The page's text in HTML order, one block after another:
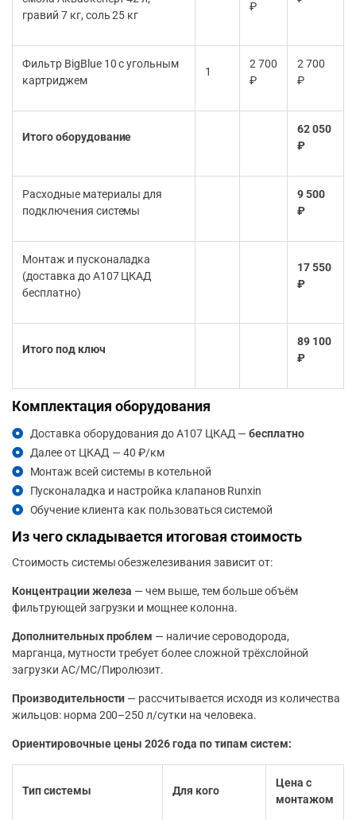
гравий 7 кг, соль 25 кг
₽
Фильтр BigBlue 10 с угольным
картриджем
1
2 700
₽
2 700
₽
Итого оборудование
62 050
₽
Расходные материалы для
подключения системы
9 500
₽
Монтаж и пусконаладка
(доставка до А107 ЦКАД
бесплатно)
17 550
₽
Итого под ключ
89 100
₽
Комплектация оборудования
Доставка оборудования до А107 ЦКАД —бесплатно
Далее от ЦКАД — 40 ₽/км
Монтаж всей системы в котельной
Пусконаладка и настройка клапанов Runxin
Обучение клиента как пользоваться системой
Из чего складывается итоговая стоимость
Стоимость системы обезжелезивания зависит от:
Концентрации железа — чем выше, тем больше объём
фильтрующей загрузки и мощнее колонна.
Дополнительных проблем — наличие сероводорода,
марганца, мутности требует более сложной трёхслойной
загрузки АС/МС/Пиролюзит.
Производительности — рассчитывается исходя из количества
жильцов: норма 200–250 л/сутки на человека.
Ориентировочные цены 2026 года по типам систем:
Тип системы Для кого
Цена с
монтажом